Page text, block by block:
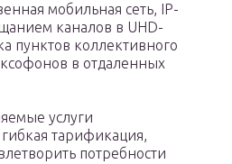
мобильная сеть, IP-
каналов в UHD-
пунктов коллективного
в отдаленных
услуги
гибкая тарификация,
потребности